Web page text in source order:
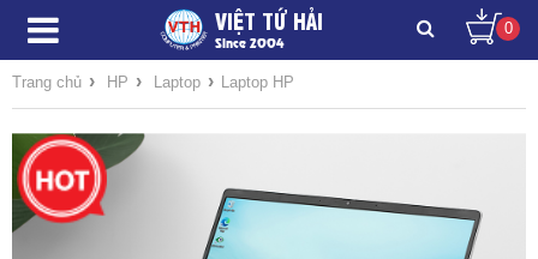
VIỆT TỨ HẢI
Since 2004
0
Trang chủ › HP › Laptop › Laptop HP